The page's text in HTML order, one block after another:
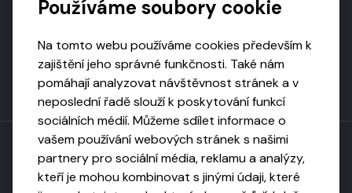
Toto dílo podléhá licenci CC BY-NC-ND
Používáme soubory cookie
Na tomto webu používáme cookies především k
zajištění jeho správné funkčnosti. Také nám
pomáhají analyzovat návštěvnost stránek a v
neposlední řadě slouží k poskytování funkcí
sociálních médií. Můžeme sdílet informace o
vašem používání webových stránek s našimi
partnery pro sociální média, reklamu a analýzy,
kteří je mohou kombinovat s jinými údaji, které